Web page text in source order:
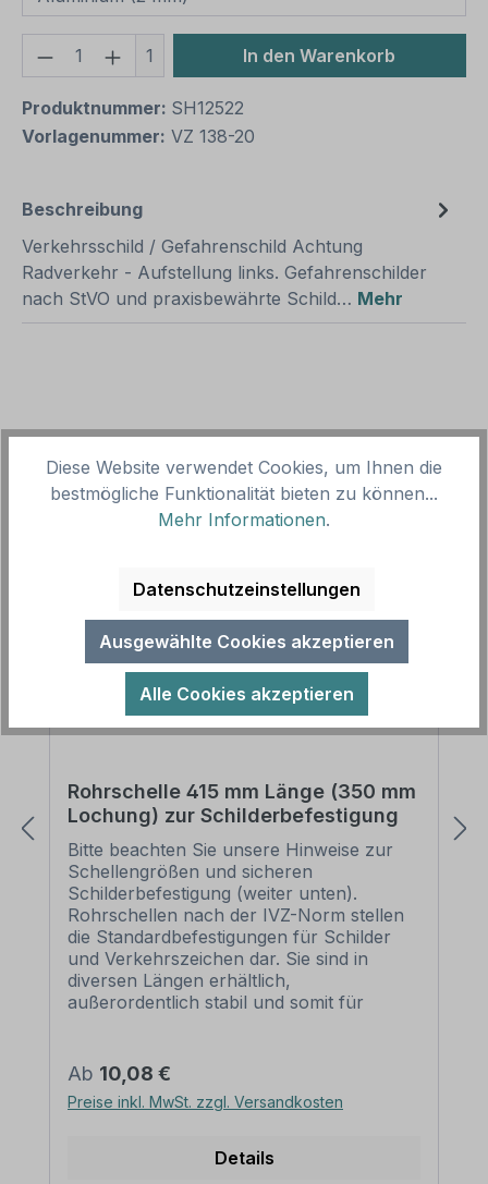
Produkt Anzahl: Gib den
1 In den Warenkorb
Produktnummer: SH12522
Vorlagenummer: VZ 138-20
Beschreibung
Verkehrsschild / Gefahrenschild Achtung
Radverkehr - Aufstellung links. Gefahrenschilder
nach StVO und praxisbewährte Schild… Mehr
Produktgalerie überspringen
Zubehör
Rohrschelle 415 mm Länge (350 mm
Lochung) zur Schilderbefestigung
Bitte beachten Sie unsere Hinweise zur
Schellengrößen und sicheren
Schilderbefestigung (weiter unten).
Rohrschellen nach der IVZ-Norm stellen
die Standardbefestigungen für Schilder
und Verkehrszeichen dar. Sie sind in
diversen Längen erhältlich,
außerordentlich stabil und somit für
eine sichere Befestigung von Schildern mit
einer Höhe über 200 mm werden zwei
Rohrschellen benötigt. Merkmale dieser
Norm: nach IVZ Material: Stahl,
Regulärer Preis:
Ab 10,08 €
Preise inkl. MwSt. zzgl. Versandkosten
Details
Diese Website verwendet Cookies, um Ihnen die
bestmögliche Funktionalität bieten zu können...
Mehr Informationen.
Datenschutzeinstellungen
Ausgewählte Cookies akzeptieren
Alle Cookies akzeptieren